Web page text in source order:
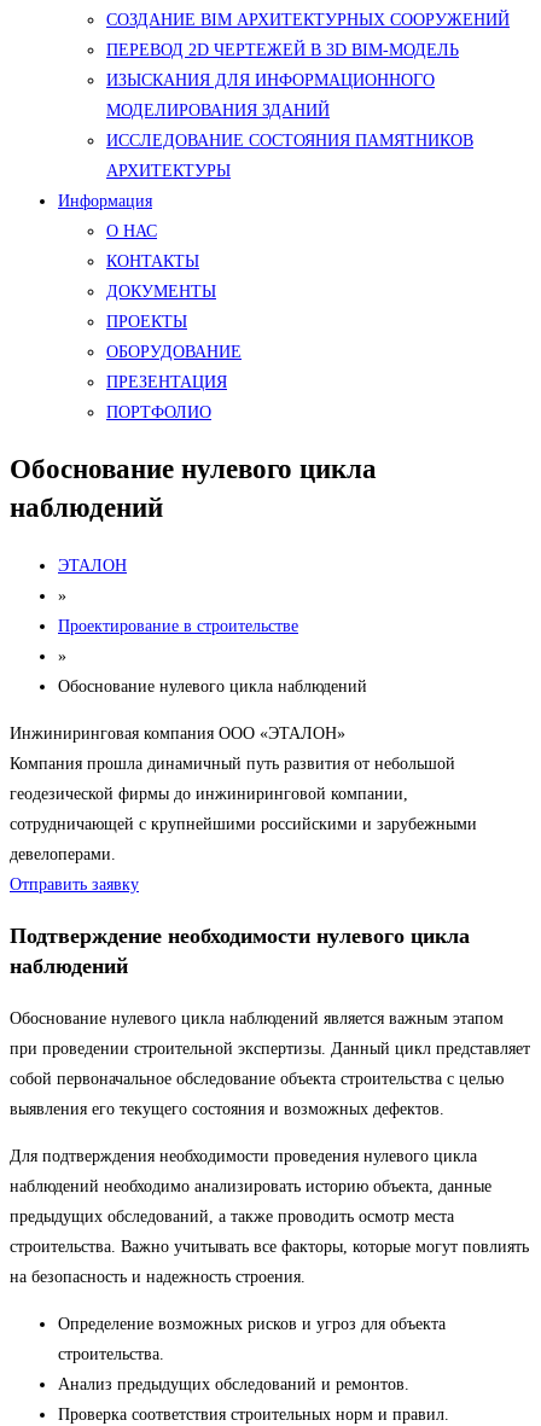
СОЗДАНИЕ BIM АРХИТЕКТУРНЫХ СООРУЖЕНИЙ
ПЕРЕВОД 2D ЧЕРТЕЖЕЙ В 3D BIM-МОДЕЛЬ
ИЗЫСКАНИЯ ДЛЯ ИНФОРМАЦИОННОГО
МОДЕЛИРОВАНИЯ ЗДАНИЙ
ИССЛЕДОВАНИЕ СОСТОЯНИЯ ПАМЯТНИКОВ
АРХИТЕКТУРЫ
Информация
О НАС
КОНТАКТЫ
ДОКУМЕНТЫ
ПРОЕКТЫ
ОБОРУДОВАНИЕ
ПРЕЗЕНТАЦИЯ
ПОРТФОЛИО
Обоснование нулевого цикла
наблюдений
ЭТАЛОН
»
Проектирование в строительстве
»
Обоснование нулевого цикла наблюдений
Инжиниринговая компания ООО «ЭТАЛОН»
Компания прошла динамичный путь развития от небольшой
геодезической фирмы до инжиниринговой компании,
сотрудничающей с крупнейшими российскими и зарубежными
девелоперами.
Отправить заявку
Подтверждение необходимости нулевого цикла
наблюдений
Обоснование нулевого цикла наблюдений является важным этапом
при проведении строительной экспертизы. Данный цикл представляет
собой первоначальное обследование объекта строительства с целью
выявления его текущего состояния и возможных дефектов.
Для подтверждения необходимости проведения нулевого цикла
наблюдений необходимо анализировать историю объекта, данные
предыдущих обследований, а также проводить осмотр места
строительства. Важно учитывать все факторы, которые могут повлиять
на безопасность и надежность строения.
Определение возможных рисков и угроз для объекта
строительства.
Анализ предыдущих обследований и ремонтов.
Проверка соответствия строительных норм и правил.